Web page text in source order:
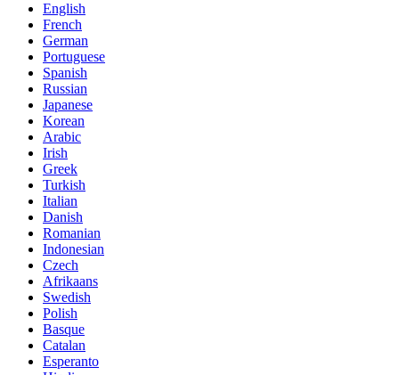
English
French
German
Portuguese
Spanish
Russian
Japanese
Korean
Arabic
Irish
Greek
Turkish
Italian
Danish
Romanian
Indonesian
Czech
Afrikaans
Swedish
Polish
Basque
Catalan
Esperanto